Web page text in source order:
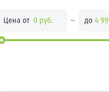
Цена от до